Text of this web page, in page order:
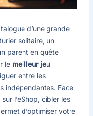
d’une grande
solitaire, un
parent en quête
le meilleur jeu
entre les
indépendantes. Face
l’eShop, cibler les
d’optimiser votre